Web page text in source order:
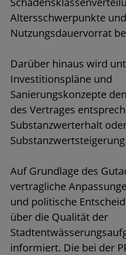
Altersschwerpunkte
Nutzungsdauervorrat
Darüber hinaus wird
Investitionspläne und
Sanierungskonzepte
des Vertrages
Substanzwerterhalt
Auf Grundlage des
vertragliche
und politische
über die Qualität der
informiert. Die bei der